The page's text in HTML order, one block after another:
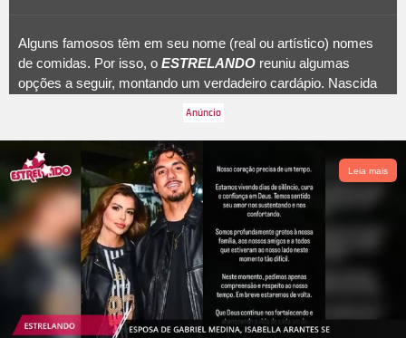
Alguns famosos têm em seu nome (real ou artístico) nomes
de comidas. Por isso, o ESTRELANDO reuniu algumas
opções a seguir, montando um verdadeiro cardápio. Nascida
atriz, na verdade, não leva o Pitanga no nome verdadeiro. Ela
se chama Camila Manhães Sampaio.
Leia mais